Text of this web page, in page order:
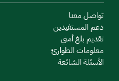
تواصل معنا
دعم المستفيدين
تقديم بلغ أمني
معلومات الطوارئ
الأسئلة الشائعة